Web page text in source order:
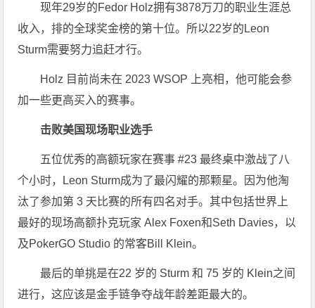
现年29岁的Fedor Holz拥有3878万刀的职业生涯总
收入，排的全球奖金榜的第十位。所以22岁的Leon
Sturm需要努力追赶才行。
Holz 目前尚未在 2023 WSOP 上亮相，他可能会参
加一些更高买入的赛事。
击败美国现场职业选手
五位优秀的高额玩家在赛事 #23 最终桌中激战了八
个小时，Leon Sturm成为了最闪耀的那颗星。因为他淘
汰了参加第 3 天比赛的所有四名对手。其中包括世界上
最好的现场高额扑克玩家 Alex Foxen和Seth Davies，以
及PokerGO Studio 的常客Bill Klein。
最后的单挑是在22 岁的 Sturm 和 75 岁的 Klein之间
进行，这应该是金手链争夺战年龄差距最大的。